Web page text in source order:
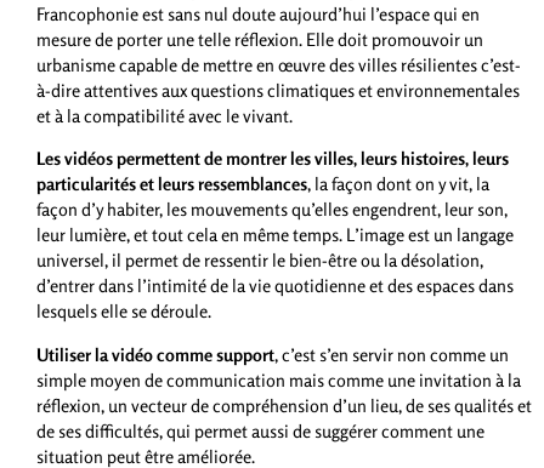
Francophonie est sans nul doute aujourd’hui l’espace qui en
mesure de porter une telle réflexion. Elle doit promouvoir un
urbanisme capable de mettre en œuvre des villes résilientes c’est-
à-dire attentives aux questions climatiques et environnementales
et à la compatibilité avec le vivant.
Les vidéos permettent de montrer les villes, leurs histoires, leurs
particularités et leurs ressemblances, la façon dont on y vit, la
façon d’y habiter, les mouvements qu’elles engendrent, leur son,
leur lumière, et tout cela en même temps. L’image est un langage
universel, il permet de ressentir le bien-être ou la désolation,
d’entrer dans l’intimité de la vie quotidienne et des espaces dans
lesquels elle se déroule.
Utiliser la vidéo comme support, c’est s’en servir non comme un
simple moyen de communication mais comme une invitation à la
réflexion, un vecteur de compréhension d’un lieu, de ses qualités et
de ses difficultés, qui permet aussi de suggérer comment une
situation peut être améliorée.